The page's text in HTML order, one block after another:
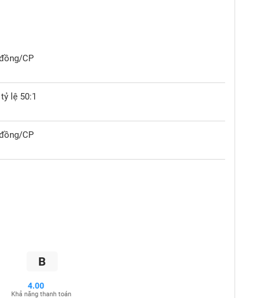
CP
lệ 50:1
CP
B
4.00
Khả năng thanh toán